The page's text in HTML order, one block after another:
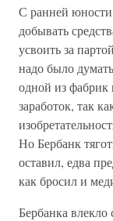
С ранней юности
добывать
усвоить за
надо было
одной из фабрик
заработок, так
Но Бербанк
оставил, едва
как бросил и
Бербанка влекло